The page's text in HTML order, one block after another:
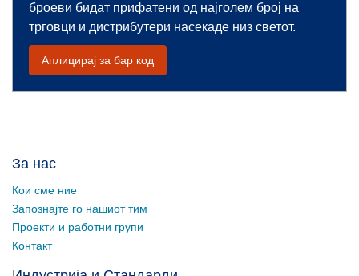
броеви бидат прифатени од најголем број на
трговци и дистрибутери насекаде низ светот.
Аплицирај за бар код
За нас
Кои сме ние
Запознајте го нашиот тим
Проекти и работни групи
Контакт